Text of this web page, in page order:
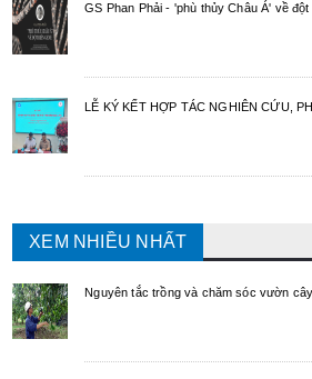
GS Phan Phải - 'phù thủy Châu Á' về đột
LỄ KÝ KẾT HỢP TÁC NGHIÊN CỨU,
XEM NHIỀU NHẤT
Nguyên tắc trồng và chăm sóc vườn